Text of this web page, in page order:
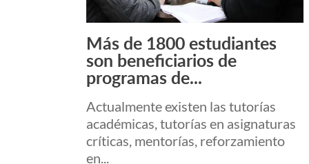
Leer más +
Más de 1800 estudiantes
son beneficiarios de
programas de...
Actualmente existen las tutorías
académicas, tutorías en asignaturas
críticas, mentorías, reforzamiento
en...